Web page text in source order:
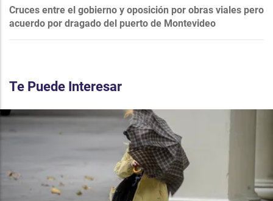
Cruces entre el gobierno y oposición por obras viales pero
acuerdo por dragado del puerto de Montevideo
Te Puede Interesar